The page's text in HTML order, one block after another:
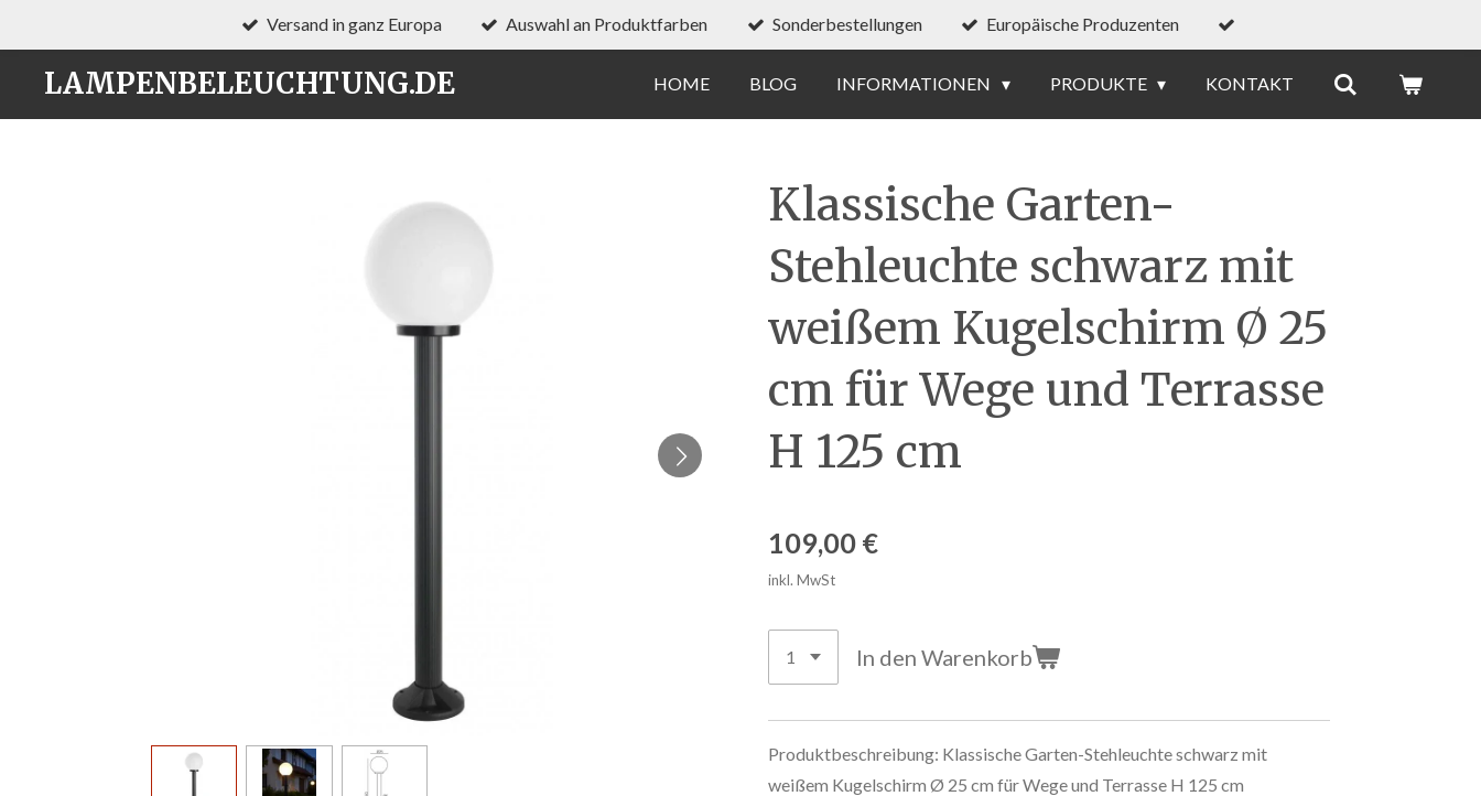
Hauptinhalt
springen
Versand in ganz Europa Auswahl an Produktfarben Sonderbestellungen Europäische Produzenten
LAMPENBELEUCHTUNG.DE HOME BLOG INFORMATIONEN PRODUKTE KONTAKT
Klassische Garten-
Stehleuchte schwarz mit
weißem Kugelschirm Ø 25
cm für Wege und Terrasse
H 125 cm
109,00 €
inkl. MwSt
In den Warenkorb
Produktbeschreibung: Klassische Garten-Stehleuchte schwarz mit
weißem Kugelschirm Ø 25 cm für Wege und Terrasse H 125 cm